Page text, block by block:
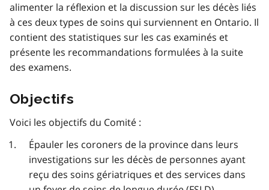
alimenter la réflexion et la discussion sur les décès liés
à ces deux types de soins qui surviennent en Ontario. Il
contient des statistiques sur les cas examinés et
présente les recommandations formulées à la suite
des examens.
Objectifs
Voici les objectifs du Comité :
Épauler les coroners de la province dans leurs
investigations sur les décès de personnes ayant
reçu des soins gériatriques et des services dans